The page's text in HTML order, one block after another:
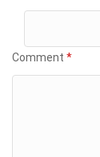
Comment *